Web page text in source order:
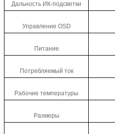
Дальность ИК-подсветки
Управление OSD
Питание
Потребляемый ток
Рабочие температуры
Размеры